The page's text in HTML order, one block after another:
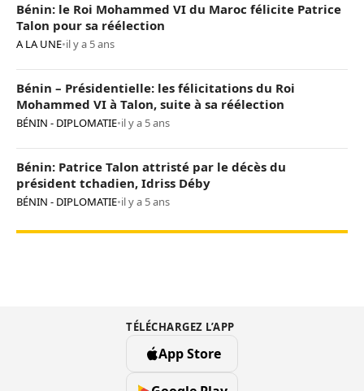
Bénin: le Roi Mohammed VI du Maroc félicite Patrice
Talon pour sa réélection
A LA UNE•il y a 5 ans
Bénin – Présidentielle: les félicitations du Roi
Mohammed VI à Talon, suite à sa réélection
BÉNIN - DIPLOMATIE•il y a 5 ans
Bénin: Patrice Talon attristé par le décès du
président tchadien, Idriss Déby
BÉNIN - DIPLOMATIE•il y a 5 ans
TÉLÉCHARGEZ L’APP
App Store